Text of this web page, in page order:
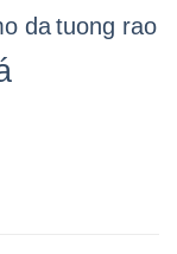
datuong rao